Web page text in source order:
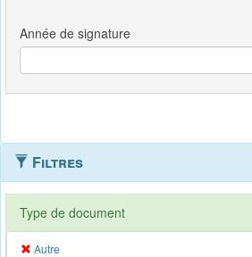
Filtres
Type de document
Autre